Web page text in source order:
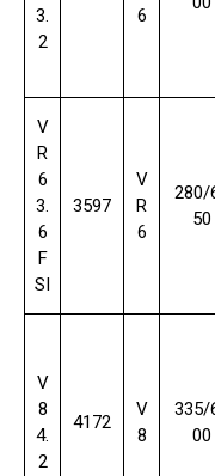
3.
2
6
V
R
6
3.
6
F
SI
3597
V
R
6
280/
50
V
8
4.
2
4172
V
8
335/
00